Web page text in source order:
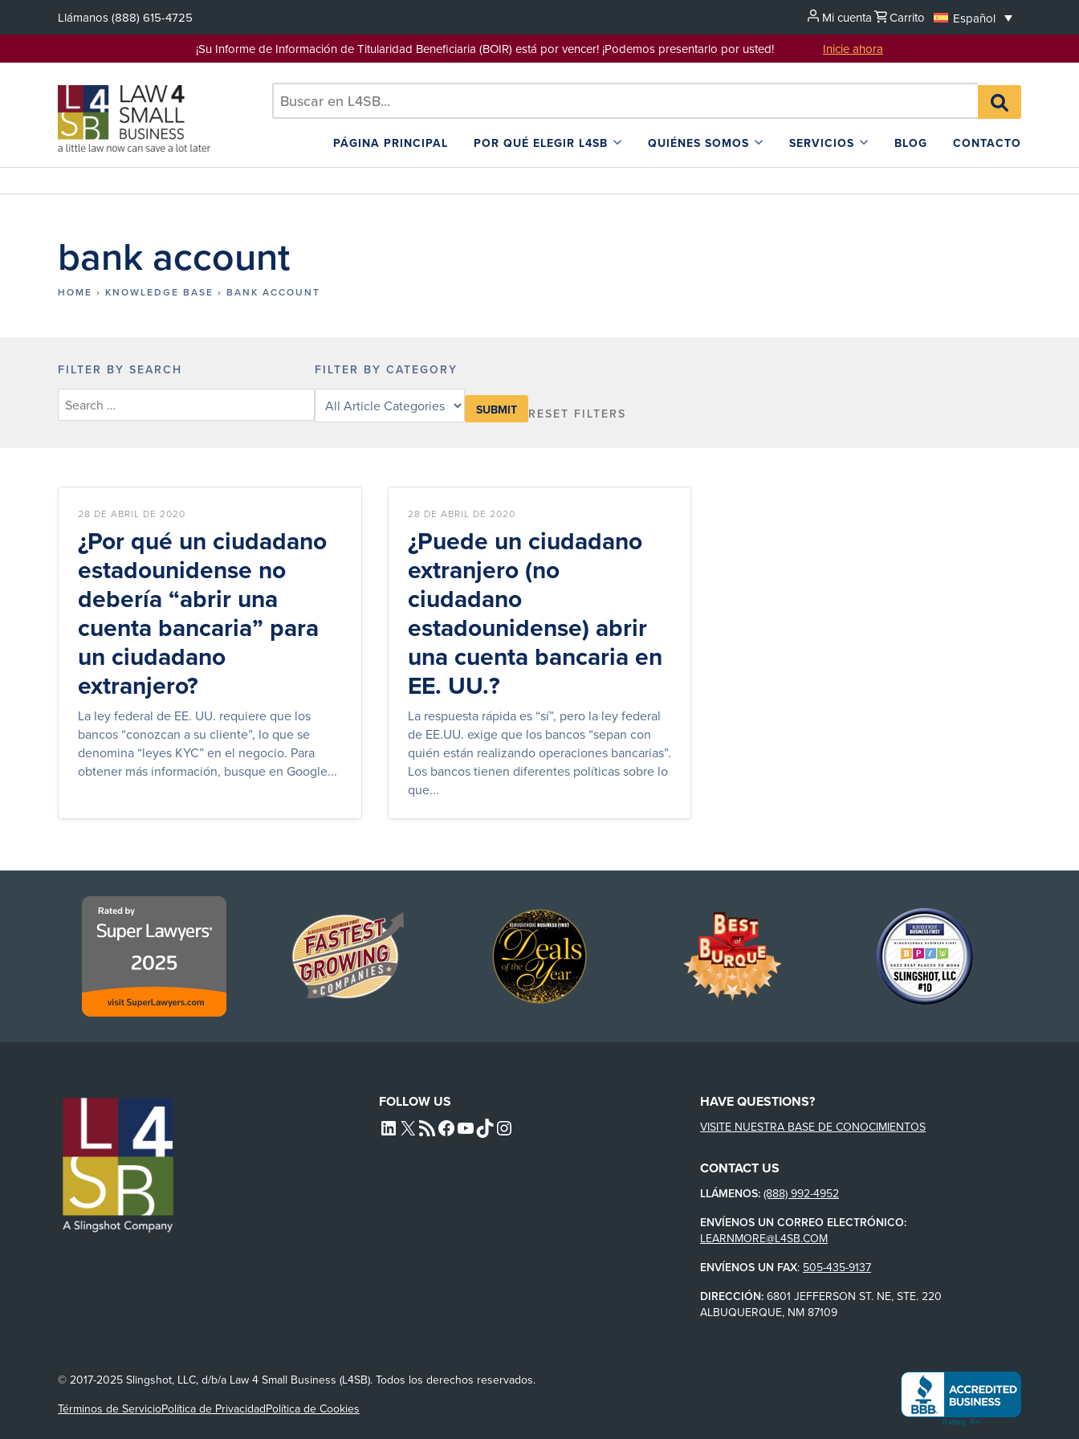
Llámanos(888) 615-4725 Mi cuenta Carrito
Español
¡Su Informe de Información de Titularidad Beneficiaria (BOIR) está por vencer! ¡Podemos presentarlo por usted! Inicie ahora
Search
for:BUSCAR
EN
PÁGINA PRINCIPAL POR QUÉ ELEGIR L4SB QUIÉNES SOMOS SERVICIOS BLOG CONTACTO
bank account
HOME › KNOWLEDGE BASE › BANK ACCOUNT
FILTER BY SEARCH FILTER BY CATEGORY
knowledge
category
RESET FILTERS
28 DE ABRIL DE 2020
¿Por qué un ciudadano
estadounidense no
debería “abrir una
cuenta bancaria” para
un ciudadano
extranjero?
La ley federal de EE. UU. requiere que los
bancos “conozcan a su cliente”, lo que se
denomina “leyes KYC” en el negocio. Para
obtener más información, busque en Google...
28 DE ABRIL DE 2020
¿Puede un ciudadano
extranjero (no
ciudadano
estadounidense) abrir
una cuenta bancaria en
EE. UU.?
La respuesta rápida es “sí”, pero la ley federal
de EE.UU. exige que los bancos “sepan con
quién están realizando operaciones bancarias”.
Los bancos tienen diferentes políticas sobre lo
que...
FOLLOW US
L4SB LINKEDIN
X L4SB RSS FEEDL4SB FACEBOOK
L4SB YOUTUBE
TIKTOKINSTAGRAM
HAVE QUESTIONS?
VISITE NUESTRA BASE DE CONOCIMIENTOS
CONTACT US
LLÁMENOS: (888) 992-4952
ENVÍENOS UN CORREO ELECTRÓNICO:
LEARNMORE@L4SB.COM
ENVÍENOS UN FAX: 505-435-9137
DIRECCIÓN: 6801 JEFFERSON ST. NE, STE. 220
ALBUQUERQUE, NM 87109
© 2017-2025 Slingshot, LLC, d/b/a Law 4 Small Business (L4SB). Todos los derechos reservados.
Términos de ServicioPolítica de PrivacidadPolítica de Cookies